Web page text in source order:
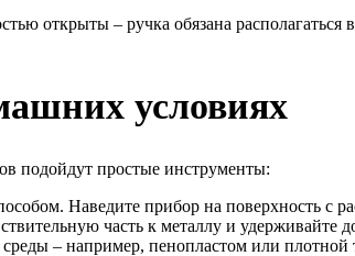
открыты – ручка обязана располагаться
условиях
подойдут простые инструменты:
Наведите прибор на поверхность с
часть к металлу и удерживайте
– например, пенопластом или